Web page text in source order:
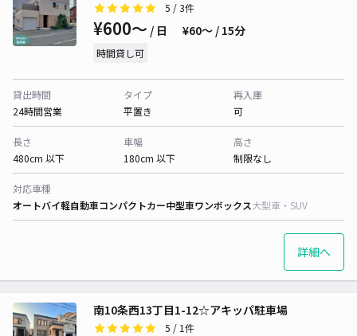
5 / 3件
¥600〜 / 日 ¥60〜 / 15分
時間貸し可
貸出時間
24時間営業
タイプ
平置き
再入庫
可
長さ
480cm 以下
車幅
180cm 以下
高さ
制限なし
対応車種
オートバイ軽自動車コンパクトカー中型車ワンボックス大型車・SUV
詳細へ
南10条西13丁目1-12☆アキッパ駐車場
5 / 1件